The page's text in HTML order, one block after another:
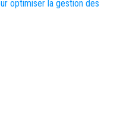
optimiser la gestion des